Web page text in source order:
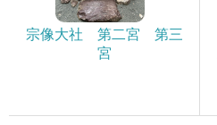
宗像大社 第二宮 第三
宮